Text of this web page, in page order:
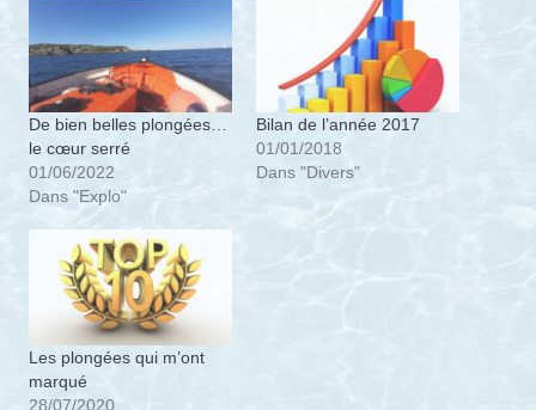
De bien belles plongées…
le cœur serré
01/06/2022
Dans "Explo"
Bilan de l’année 2017
01/01/2018
Dans "Divers"
Les plongées qui m’ont
marqué
28/07/2020